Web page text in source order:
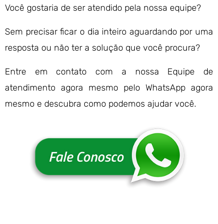
Você gostaria de ser atendido pela nossa equipe?
Sem precisar ficar o dia inteiro aguardando por uma
resposta ou não ter a solução que você procura?
Entre em contato com a nossa Equipe de
atendimento agora mesmo pelo WhatsApp agora
mesmo e descubra como podemos ajudar você.